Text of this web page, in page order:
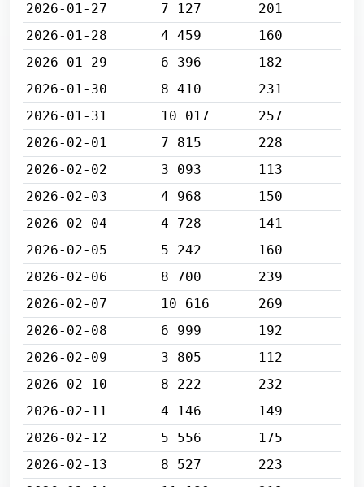
2026-01-27
7 127
201
2026-01-28
4 459
160
2026-01-29
6 396
182
2026-01-30
8 410
231
2026-01-31
10 017
257
2026-02-01
7 815
228
2026-02-02
3 093
113
2026-02-03
4 968
150
2026-02-04
4 728
141
2026-02-05
5 242
160
2026-02-06
8 700
239
2026-02-07
10 616
269
2026-02-08
6 999
192
2026-02-09
3 805
112
2026-02-10
8 222
232
2026-02-11
4 146
149
2026-02-12
5 556
175
2026-02-13
8 527
223